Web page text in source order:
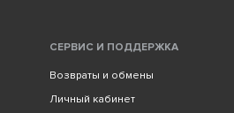
СЕРВИС И ПОДДЕРЖКА
Возвраты и обмены
Личный кабинет